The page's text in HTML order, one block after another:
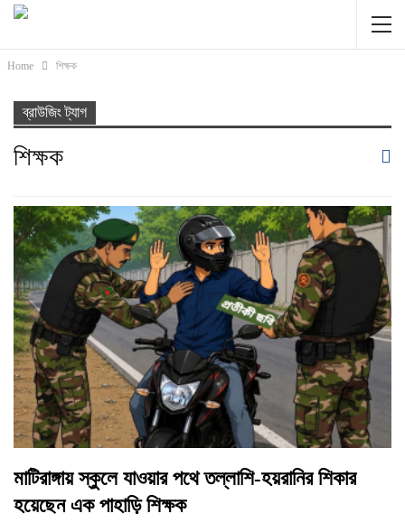
Home শিক্ষক
ব্রাউজিং ট্যাগ
শিক্ষক
মাটিরাঙ্গায় স্কুলে যাওয়ার পথে তল্লাশি-হয়রানির শিকার
হয়েছেন এক পাহাড়ি শিক্ষক